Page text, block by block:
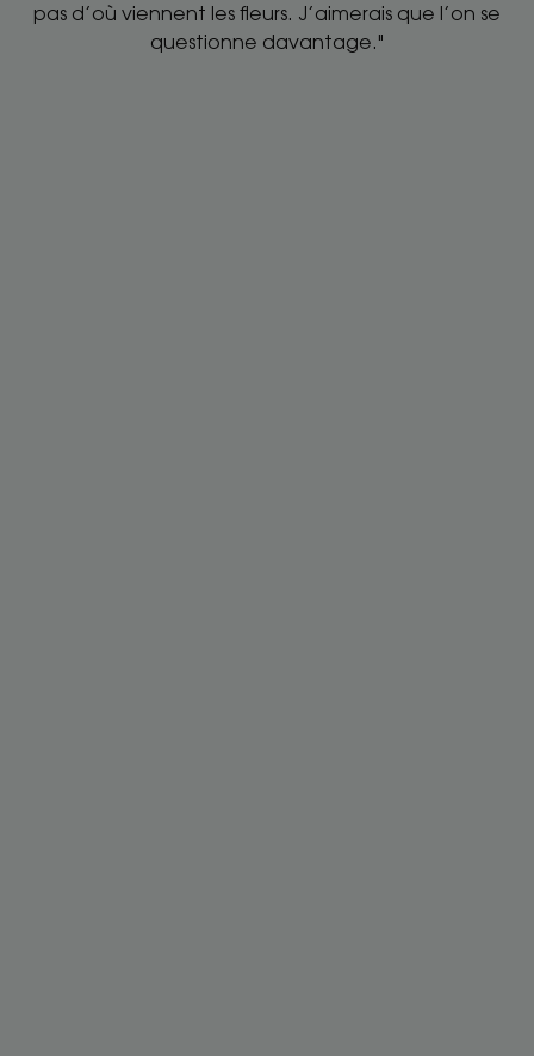
pas d’où viennent les fleurs. J’aimerais que l’on se
questionne davantage."